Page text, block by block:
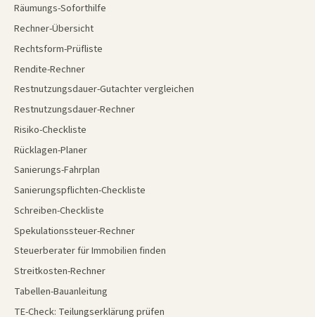
Räumungs-Soforthilfe
Rechner-Übersicht
Rechtsform-Prüfliste
Rendite-Rechner
Restnutzungsdauer-Gutachter vergleichen
Restnutzungsdauer-Rechner
Risiko-Checkliste
Rücklagen-Planer
Sanierungs-Fahrplan
Sanierungspflichten-Checkliste
Schreiben-Checkliste
Spekulationssteuer-Rechner
Steuerberater für Immobilien finden
Streitkosten-Rechner
Tabellen-Bauanleitung
TE-Check: Teilungserklärung prüfen